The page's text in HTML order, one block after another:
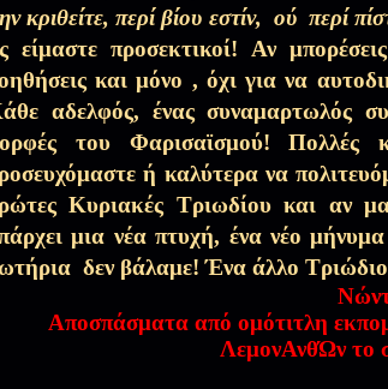
ήχοι και οι …αχοί…
οι τάφοι…(Το Αληθινό μάννα...)
τον Θεό...
κριθείτε, περί βίου εστίν, ού περί
είμαστε προσεκτικοί! Αν
και μόνο , όχι για να
αδελφός, ένας συναμαρτωλός
του Φαρισαϊσμού!
ή καλύτερα να
Κυριακές Τριωδίου και αν
μια νέα πτυχή, ένα νέο
δεν βάλαμε! Ένα άλλο Τριώδιο
Αποσπάσματα από ομότιτλη
ΛεμονΑνθΏν το